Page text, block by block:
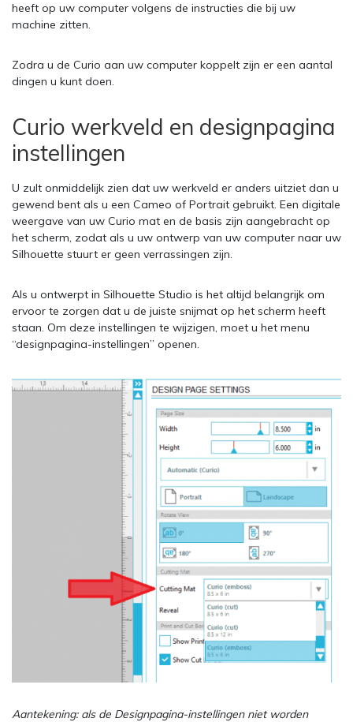
heeft op uw computer volgens de instructies die bij uw
machine zitten.
Zodra u de Curio aan uw computer koppelt zijn er een aantal
dingen u kunt doen.
Curio werkveld en designpagina
instellingen
U zult onmiddelijk zien dat uw werkveld er anders uitziet dan u
gewend bent als u een Cameo of Portrait gebruikt. Een digitale
weergave van uw Curio mat en de basis zijn aangebracht op
het scherm, zodat als u uw ontwerp van uw computer naar uw
Silhouette stuurt er geen verrassingen zijn.
Als u ontwerpt in Silhouette Studio is het altijd belangrijk om
ervoor te zorgen dat u de juiste snijmat op het scherm heeft
staan. Om deze instellingen te wijzigen, moet u het menu
“designpagina-instellingen” openen.
Aantekening: als de Designpagina-instellingen niet worden